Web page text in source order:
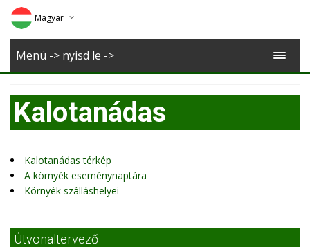
Magyar
Deutsch
Romana
Menü -> nyisd le ->
Kalotanádas
Kalotanádas térkép
A környék eseménynaptára
Környék szálláshelyei
Útvonaltervező